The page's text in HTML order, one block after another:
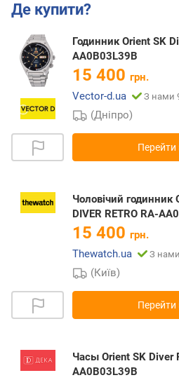
Де купити?
Годинник Orient SK
AA0B03L39B
15 400 грн.
Vector-d.ua
З нами
(Дніпро)
Перейти
Чоловічий годинник
DIVER RETRO RA-
15 400 грн.
Thewatch.ua
З нами
(Київ)
Перейти
Часы Orient SK Diver
AA0B03L39B